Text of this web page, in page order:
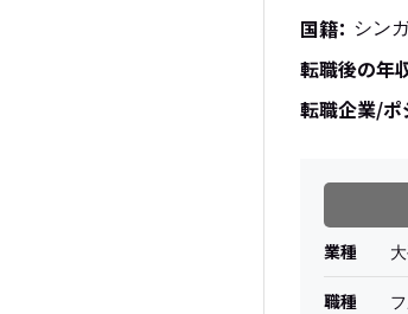
国籍： シン
転職後の年収
転職企業/ポ
業種
職種